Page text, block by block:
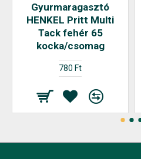
Gyurmaragasztó
HENKEL Pritt Multi
Tack fehér 65
kocka/csomag
780 Ft